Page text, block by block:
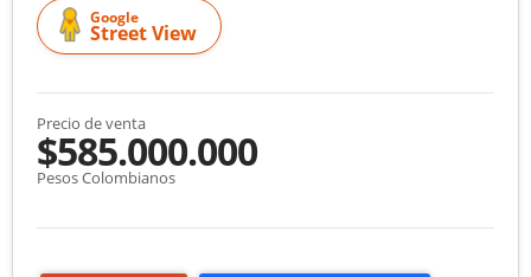
Google
Street View
Precio de venta
$585.000.000
Pesos Colombianos